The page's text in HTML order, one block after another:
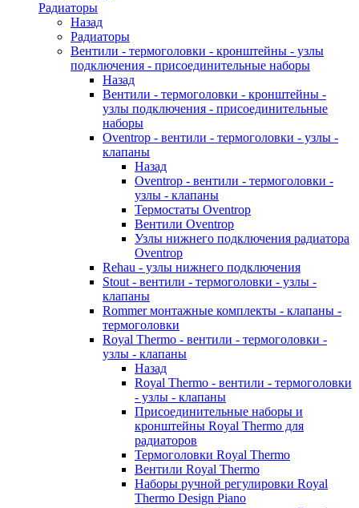
Радиаторы
Назад
Радиаторы
Вентили - термоголовки - кронштейны - узлы
подключения - присоединительные наборы
Назад
Вентили - термоголовки - кронштейны -
узлы подключения - присоединительные
наборы
Oventrop - вентили - термоголовки - узлы -
клапаны
Назад
Oventrop - вентили - термоголовки -
узлы - клапаны
Термостаты Oventrop
Вентили Oventrop
Узлы нижнего подключения радиатора
Oventrop
Rehau - узлы нижнего подключения
Stout - вентили - термоголовки - узлы -
клапаны
Rommer монтажные комплекты - клапаны -
термоголовки
Royal Thermo - вентили - термоголовки -
узлы - клапаны
Назад
Royal Thermo - вентили - термоголовки
- узлы - клапаны
Присоединительные наборы и
кронштейны Royal Thermo для
радиаторов
Термоголовки Royal Thermo
Вентили Royal Thermo
Наборы ручной регулировки Royal
Thermo Design Piano